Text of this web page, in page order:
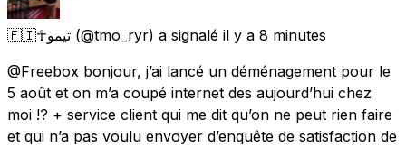
🇫🇮☥تيمو (@tmo_ryr) a signalé il y a 8 minutes
@Freebox bonjour, j’ai lancé un déménagement pour le
5 août et on m’a coupé internet des aujourd’hui chez
moi !? + service client qui me dit qu’on ne peut rien faire
et qui n’a pas voulu envoyer d’enquête de satisfaction de